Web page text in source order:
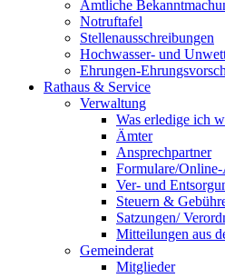
Amtliche
Notruftafel
Stellenausschreibungen
Hochwasser- und
Ehrungen-
Rathaus & Service
Verwaltung
Was erledige ich
Ämter
Ansprechpartner
Formulare/
Ver- und
Steuern &
Satzungen/
Mitteilungen aus
Gemeinderat
Mitglieder